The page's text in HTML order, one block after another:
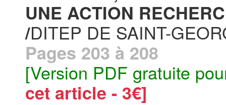
UNE ACTION
/DITEP DE SAINT-
Pages 203 à 208
[Version PDF gratuite
cet article - 3€]